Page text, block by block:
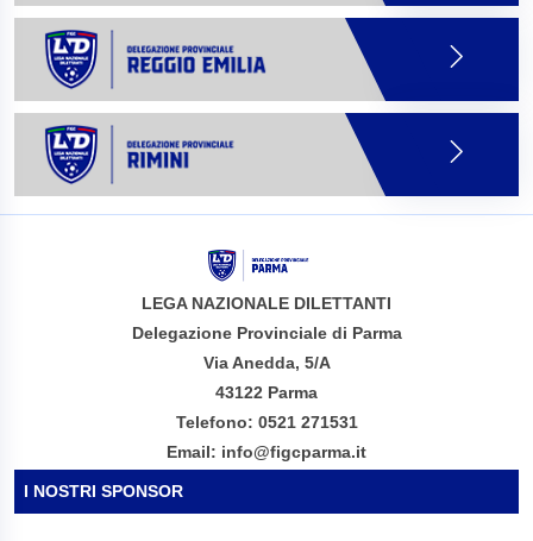
LEGA NAZIONALE DILETTANTI
Delegazione Provinciale di Parma
Via Anedda, 5/A
43122 Parma
Telefono: 0521 271531
Email: info@figcparma.it
I NOSTRI SPONSOR